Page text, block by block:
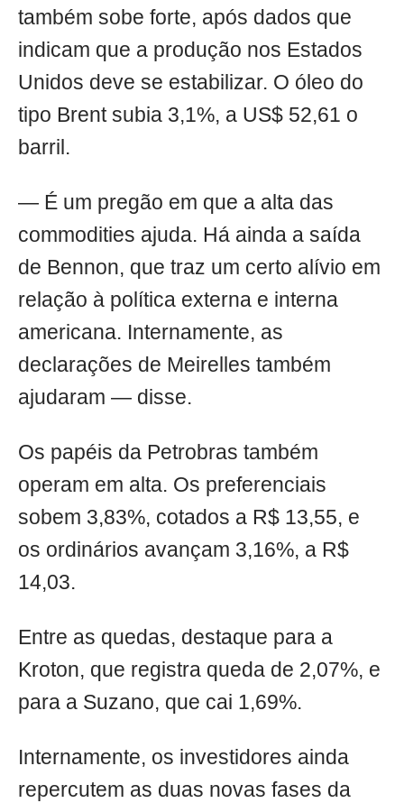
também sobe forte, após dados que
indicam que a produção nos Estados
Unidos deve se estabilizar. O óleo do
tipo Brent subia 3,1%, a US$ 52,61 o
barril.
— É um pregão em que a alta das
commodities ajuda. Há ainda a saída
de Bennon, que traz um certo alívio em
relação à política externa e interna
americana. Internamente, as
declarações de Meirelles também
ajudaram — disse.
Os papéis da Petrobras também
operam em alta. Os preferenciais
sobem 3,83%, cotados a R$ 13,55, e
os ordinários avançam 3,16%, a R$
14,03.
Entre as quedas, destaque para a
Kroton, que registra queda de 2,07%, e
para a Suzano, que cai 1,69%.
Internamente, os investidores ainda
repercutem as duas novas fases da